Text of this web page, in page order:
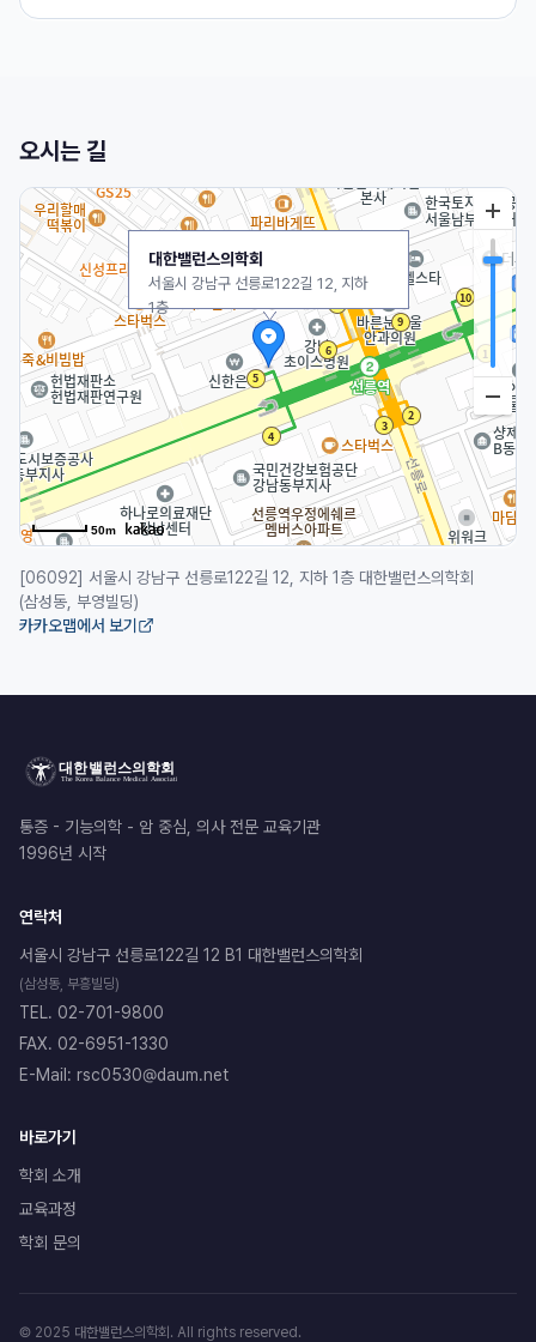
오시는 길
대한밸런스의학회
서울시 강남구 선릉로122길 12, 지하
1층
50m
[06092] 서울시 강남구 선릉로122길 12, 지하 1층 대한밸런스의학회
(삼성동, 부영빌딩)
카카오맵에서 보기
통증 - 기능의학 - 암 중심, 의사 전문 교육기관
1996년 시작
연락처
서울시 강남구 선릉로122길 12 B1 대한밸런스의학회
(삼성동, 부흥빌딩)
TEL. 02-701-9800
FAX. 02-6951-1330
E-Mail: rsc0530@daum.net
바로가기
학회 소개
교육과정
학회 문의
© 2025 대한밸런스의학회. All rights reserved.